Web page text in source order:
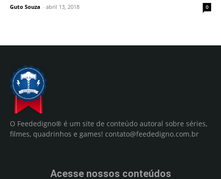
Guto Souza - abril 13, 2018 0
O Feededigno® é um site de conteúdo autoral sobre séries,
filmes, quadrinhos e games! contato@feededigno.com.br
Acesse nossos conteúdos